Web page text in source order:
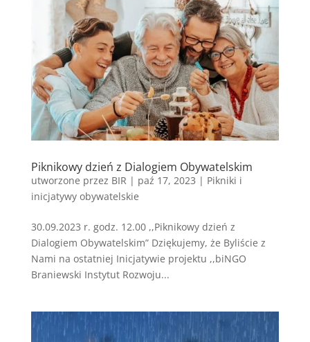
Piknikowy dzień z Dialogiem Obywatelskim
utworzone przez BIR | paź 17, 2023 | Pikniki i
inicjatywy obywatelskie
30.09.2023 r. godz. 12.00 ,,Piknikowy dzień z
Dialogiem Obywatelskim” Dziękujemy, że Byliście z
Nami na ostatniej Inicjatywie projektu ,,biNGO
Braniewski Instytut Rozwoju...